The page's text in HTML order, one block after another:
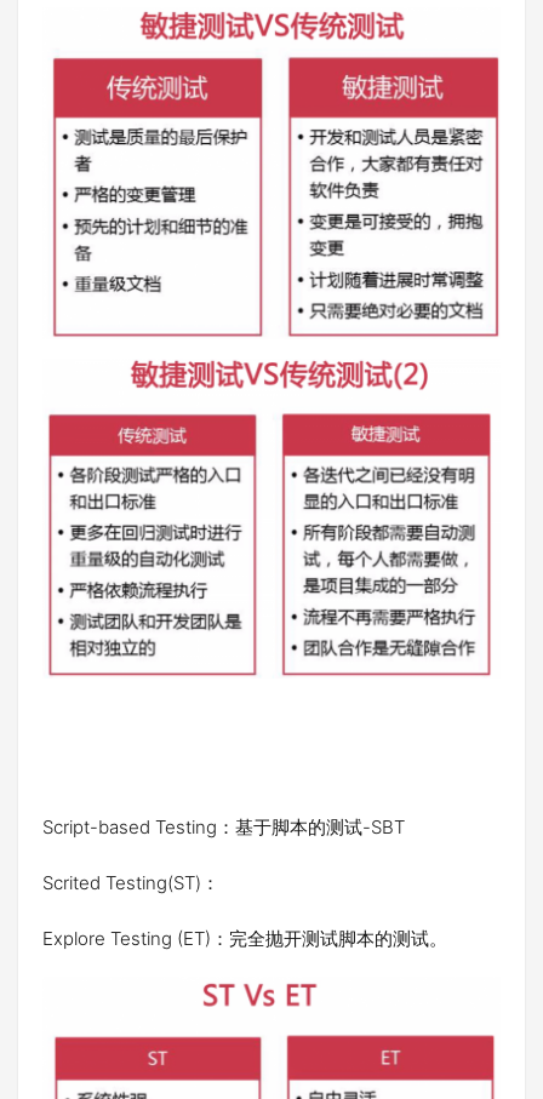
Script-based Testing：基于脚本的测试-SBT
Scrited Testing(ST)：
Explore Testing (ET)：完全抛开测试脚本的测试。